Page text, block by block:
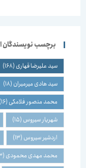
برچسب نویسندگان
سید علیرضا قهاری(168)
سید هادی میرمیران(18)
محمد منصور فلامکی(16)
شهریار سیروس(15)
اردشیر سیروس(13)
محمد مهدی محمودی(13)